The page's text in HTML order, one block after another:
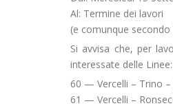
Al: Termine dei lavori
(e comunque
Si avvisa che, per
interessate delle Linee:
60 — Vercelli – Trino –
61 — Vercelli –